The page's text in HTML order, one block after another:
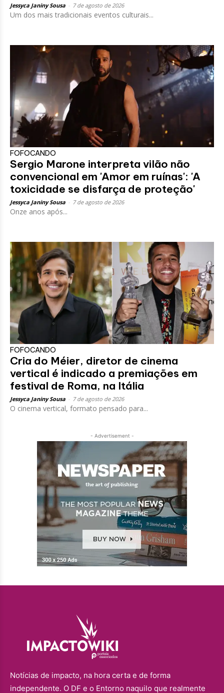
Jessyca Janiny Sousa 7 de agosto de 2026
Um dos mais tradicionais eventos culturais...
FOFOCANDO
Sergio Marone interpreta vilão não
convencional em 'Amor em ruínas': 'A
toxicidade se disfarça de proteção'
Jessyca Janiny Sousa 7 de agosto de 2026
Onze anos após...
FOFOCANDO
Cria do Méier, diretor de cinema
vertical é indicado a premiações em
festival de Roma, na Itália
Jessyca Janiny Sousa 7 de agosto de 2026
O cinema vertical, formato pensado para...
- Advertisement -
Notícias de impacto, na hora certa e de forma
independente. O DF e o Entorno naquilo que realmente